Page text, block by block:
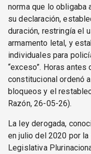
norma que lo obligaba
su declaración,
duración, restringía el
armamento letal, y
individuales para
“exceso”. Horas antes
constitucional ordenó
bloqueos y el
Razón, 26-05-26).
La ley derogada,
en julio del 2020 por
Legislativa